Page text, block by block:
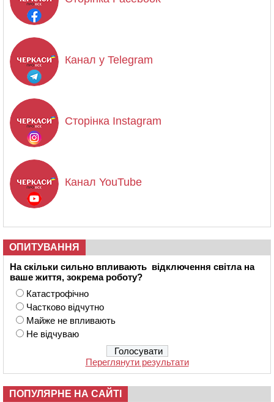
Канал у Telegram
Сторінка Instagram
Канал YouTube
ОПИТУВАННЯ
На скільки сильно впливають відключення світла на
ваше життя, зокрема роботу?
Катастрофічно
Частково відчутно
Майже не впливають
Не відчуваю
Переглянути результати
ПОПУЛЯРНЕ НА САЙТІ